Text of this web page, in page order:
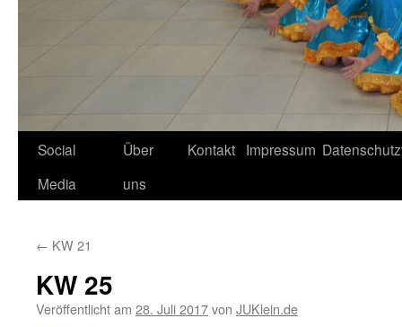
Social
Media
Über
uns
Kontakt Impressum
← KW 21
KW 25
Veröffentlicht am 28. Juli 2017von JUKlein.de